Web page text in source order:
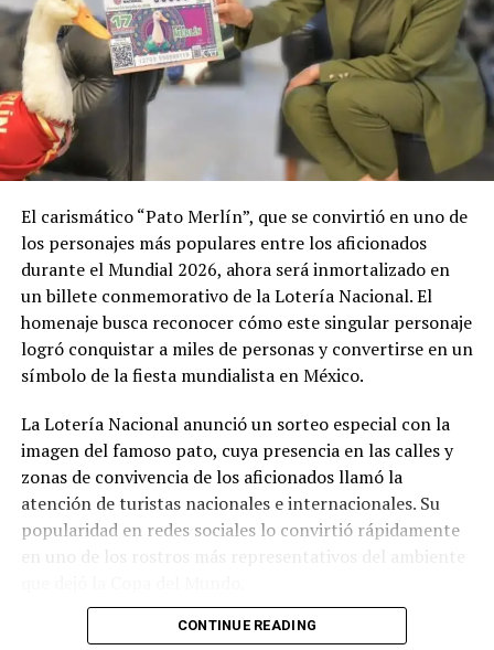
El carismático “Pato Merlín”, que se convirtió en uno de
los personajes más populares entre los aficionados
durante el Mundial 2026, ahora será inmortalizado en
un billete conmemorativo de la Lotería Nacional. El
homenaje busca reconocer cómo este singular personaje
logró conquistar a miles de personas y convertirse en un
símbolo de la fiesta mundialista en México.
La Lotería Nacional anunció un sorteo especial con la
imagen del famoso pato, cuya presencia en las calles y
zonas de convivencia de los aficionados llamó la
atención de turistas nacionales e internacionales. Su
popularidad en redes sociales lo convirtió rápidamente
en uno de los rostros más representativos del ambiente
El sorteo repartirá un premio mayor de millones de
CONTINUE READING